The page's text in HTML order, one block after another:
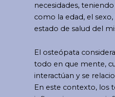
necesidades,
como la edad, el
estado de salud del
El osteópata
todo en que mente,
interactúan y se
En este contexto, los